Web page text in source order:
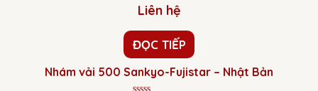
Được
xếp
0
5
sao
Liên hệ
ĐỌC TIẾP
Nhám vải 500 Sankyo-Fujistar – Nhật Bản